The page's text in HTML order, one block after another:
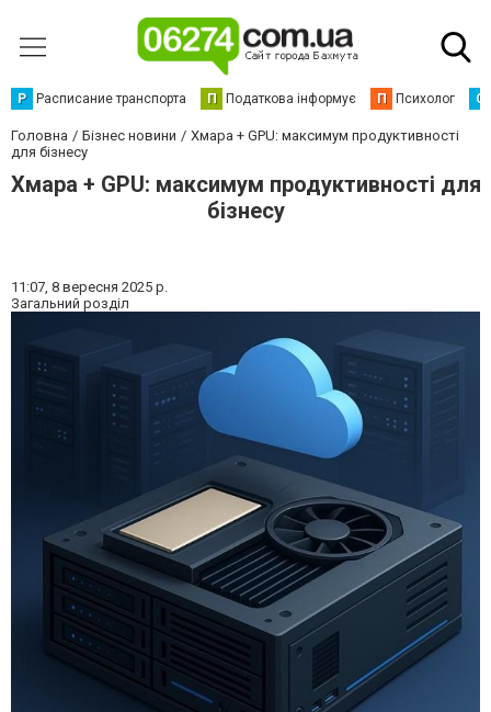
Р Расписание транспорта П Податкова інформує П Психолог С
Головна Бізнес новини
Хмара + GPU: максимум продуктивності
для бізнесу
Хмара + GPU: максимум продуктивності для
бізнесу
11:07, 8 вересня 2025 р.
Загальний розділ